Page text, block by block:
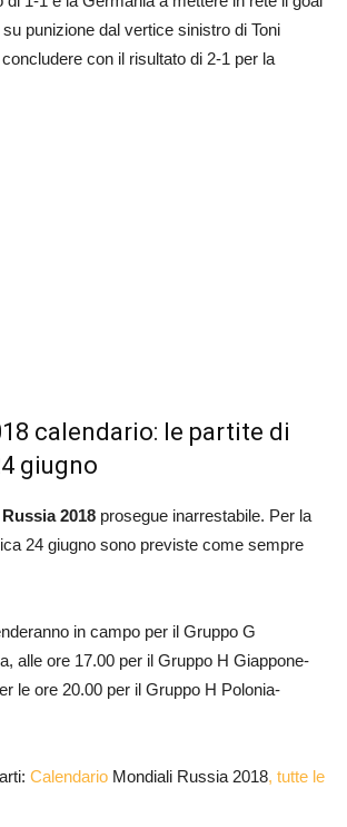
su punizione dal vertice sinistro di Toni
con il risultato di 2-1 per la
calendario: le partite di
giugno
Russia 2018 prosegue inarrestabile. Per la
24 giugno sono previste come sempre
in campo per il Gruppo G
alle ore 17.00 per il Gruppo H Giappone-
le ore 20.00 per il Gruppo H Polonia-
Calendario Mondiali Russia 2018, tutte le